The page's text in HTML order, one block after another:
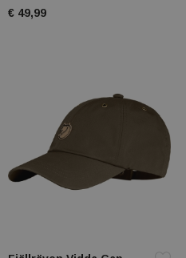
€ 49,99